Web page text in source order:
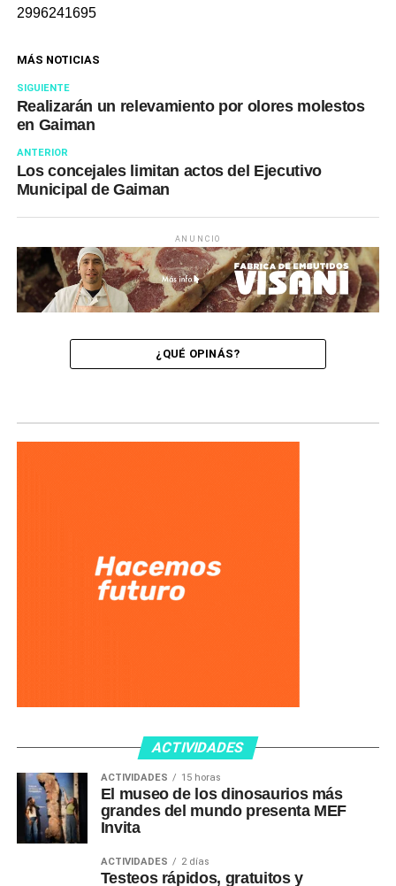
2996241695
MÁS NOTICIAS
SIGUIENTE
Realizarán un relevamiento por olores molestos
en Gaiman
ANTERIOR
Los concejales limitan actos del Ejecutivo
Municipal de Gaiman
ANUNCIO
¿QUÉ OPINÁS?
ACTIVIDADES
ACTIVIDADES 15 horas
El museo de los dinosaurios más
grandes del mundo presenta MEF
Invita
ACTIVIDADES 2 días
Testeos rápidos, gratuitos y